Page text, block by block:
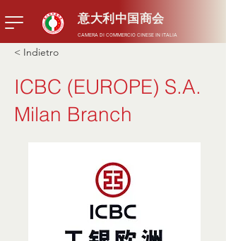
意大利中国商会
CAMERA DI COMMERCIO CINESE IN ITALIA
< Indietro
ICBC (EUROPE) S.A.
Milan Branch